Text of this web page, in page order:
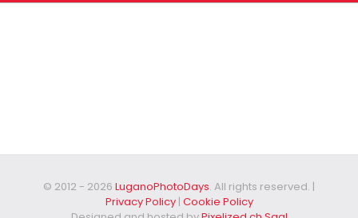
© 2012 - 2026 LuganoPhotoDays. All rights reserved. |
Privacy Policy| Cookie Policy